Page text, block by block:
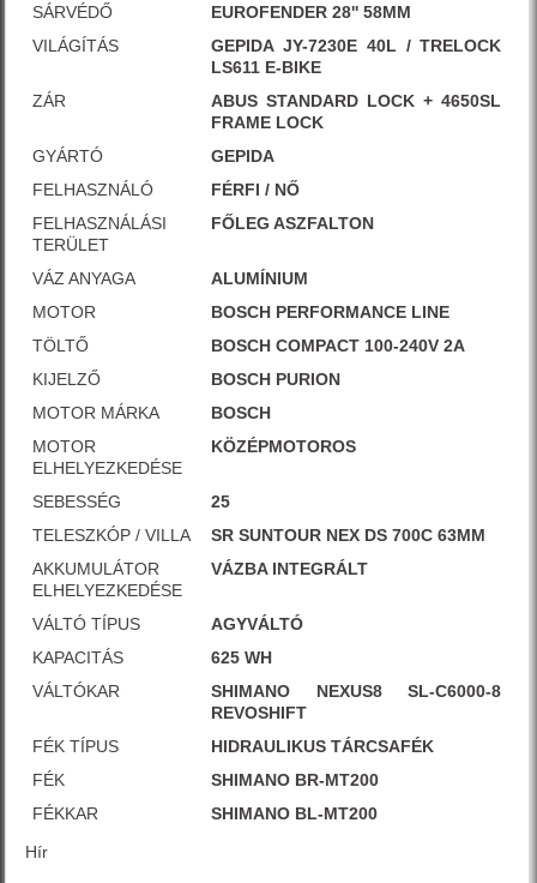
SÁRVÉDŐ
EUROFENDER 28'' 58MM
VILÁGÍTÁS
GEPIDA JY-7230E 40L / TRELOCK
LS611 E-BIKE
ZÁR
ABUS STANDARD LOCK + 4650SL
FRAME LOCK
GYÁRTÓ
GEPIDA
FELHASZNÁLÓ
FÉRFI / NŐ
FELHASZNÁLÁSI
TERÜLET
FŐLEG ASZFALTON
VÁZ ANYAGA
ALUMÍNIUM
MOTOR
BOSCH PERFORMANCE LINE
TÖLTŐ
BOSCH COMPACT 100-240V 2A
KIJELZŐ
BOSCH PURION
MOTOR MÁRKA
BOSCH
MOTOR
ELHELYEZKEDÉSE
KÖZÉPMOTOROS
SEBESSÉG
25
TELESZKÓP / VILLA
SR SUNTOUR NEX DS 700C 63MM
AKKUMULÁTOR
ELHELYEZKEDÉSE
VÁZBA INTEGRÁLT
VÁLTÓ TÍPUS
AGYVÁLTÓ
KAPACITÁS
625 WH
VÁLTÓKAR
SHIMANO NEXUS8 SL-C6000-8
REVOSHIFT
FÉK TÍPUS
HIDRAULIKUS TÁRCSAFÉK
FÉK
SHIMANO BR-MT200
FÉKKAR
SHIMANO BL-MT200
Hír